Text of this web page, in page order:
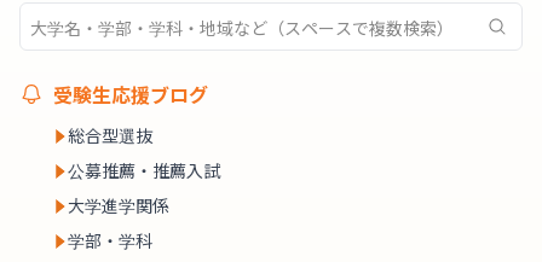
受験生応援ブログ
総合型選抜
公募推薦・推薦入試
大学進学関係
学部・学科